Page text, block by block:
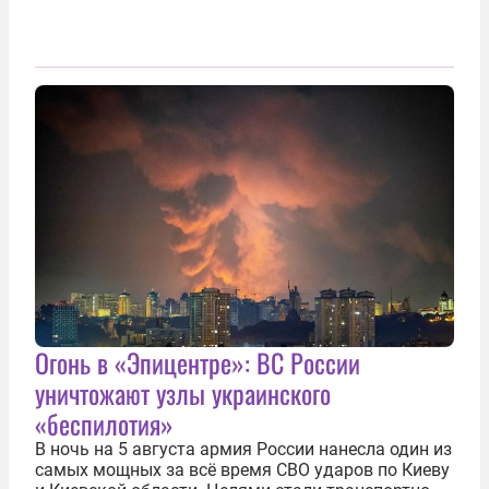
Огонь в «Эпицентре»: ВС России
уничтожают узлы украинского
«беспилотия»
В ночь на 5 августа армия России нанесла один из
самых мощных за всё время СВО ударов по Киеву